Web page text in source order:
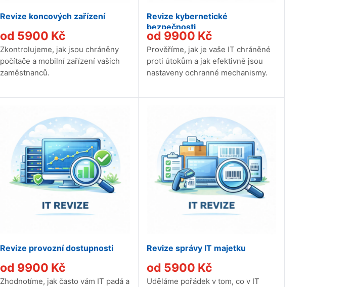
Revize koncových zařízení
od 5900 Kč
Zkontrolujeme, jak jsou chráněny
počítače a mobilní zařízení vašich
zaměstnanců.
Revize kybernetické
bezpečnosti
od 9900 Kč
Prověříme, jak je vaše IT chráněné
proti útokům a jak efektivně jsou
nastaveny ochranné mechanismy.
Revize provozní dostupnosti
od 9900 Kč
Zhodnotíme, jak často vám IT padá a
Revize správy IT majetku
od 5900 Kč
Uděláme pořádek v tom, co v IT